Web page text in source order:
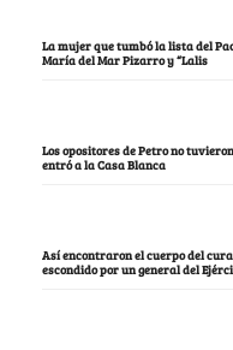
La mujer que tumbó la lista del
María del Mar Pizarro y “Lalis
Los opositores de Petro no
entró a la Casa Blanca
Así encontraron el cuerpo del
escondido por un general del